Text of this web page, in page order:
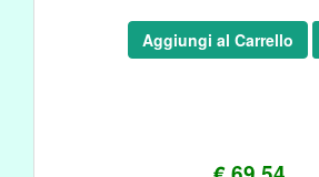
Aggiungi al Carrello